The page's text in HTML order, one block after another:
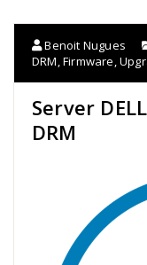
Benoit Nugues
DRM ,Firmware ,
Server
DRM